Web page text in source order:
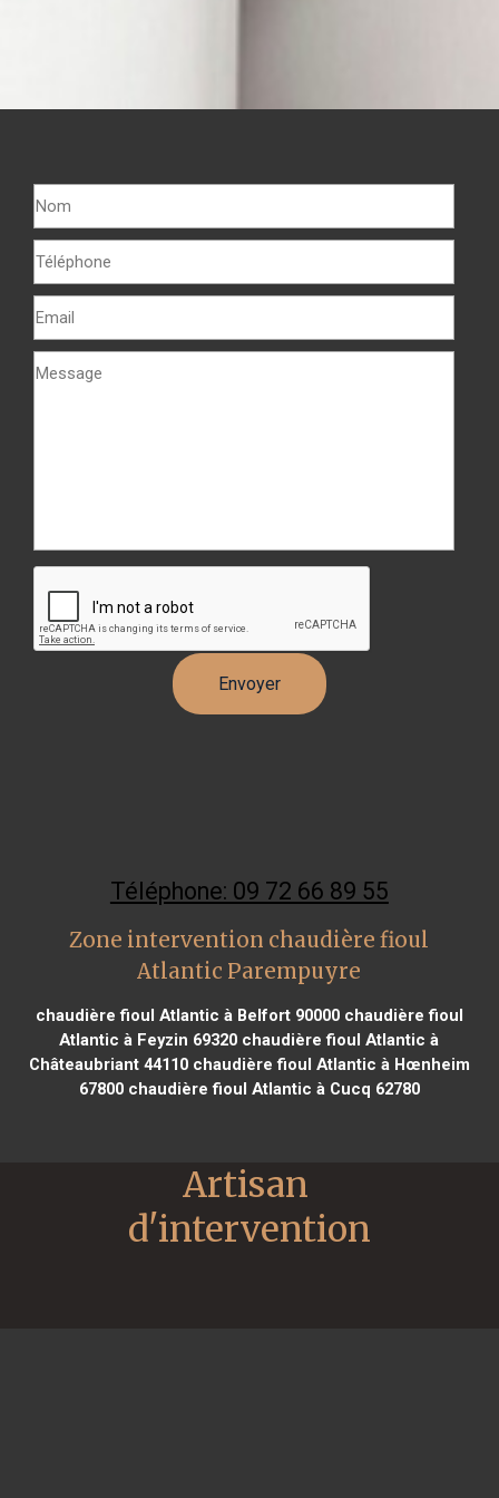
Téléphone: 09 72 66 89 55
Zone intervention chaudière fioul
Atlantic Parempuyre
chaudière fioul Atlantic à Belfort 90000chaudière fioul
Atlantic à Feyzin 69320 chaudière fioul Atlantic à
Châteaubriant 44110chaudière fioul Atlantic à Hœnheim
67800chaudière fioul Atlantic à Cucq 62780
Artisan
d'intervention